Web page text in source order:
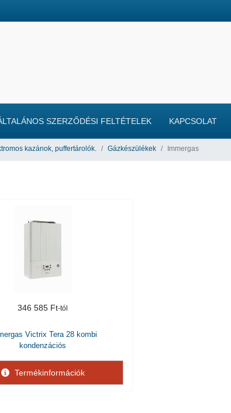
SZERZŐDÉSI FELTÉTELEK KAPCSOLAT
kazánok, puffertárolók. Gázkészülékek Immergas
346 585 Ft
Victrix Tera 28 kombi
kondenzációs
Termékinformációk